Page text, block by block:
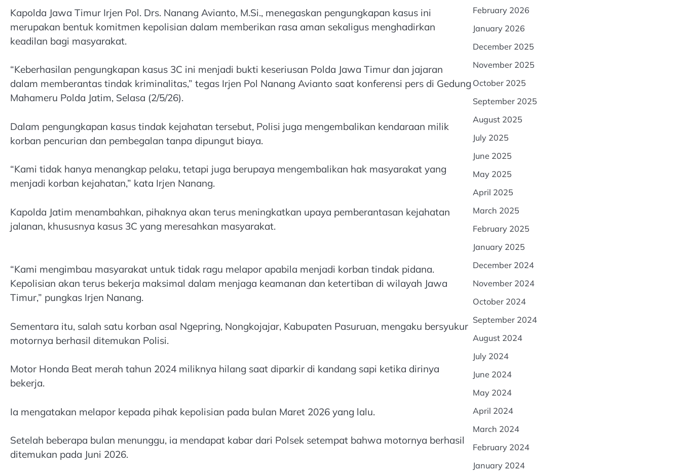
Kapolda Jawa Timur Irjen Pol. Drs. Nanang Avianto, M.Si., menegaskan pengungkapan kasus ini
merupakan bentuk komitmen kepolisian dalam memberikan rasa aman sekaligus menghadirkan
keadilan bagi masyarakat.
“Keberhasilan pengungkapan kasus 3C ini menjadi bukti keseriusan Polda Jawa Timur dan jajaran
dalam memberantas tindak kriminalitas,” tegas Irjen Pol Nanang Avianto saat konferensi pers di Gedung
Mahameru Polda Jatim, Selasa (2/5/26).
Dalam pengungkapan kasus tindak kejahatan tersebut, Polisi juga mengembalikan kendaraan milik
korban pencurian dan pembegalan tanpa dipungut biaya.
“Kami tidak hanya menangkap pelaku, tetapi juga berupaya mengembalikan hak masyarakat yang
menjadi korban kejahatan,” kata Irjen Nanang.
Kapolda Jatim menambahkan, pihaknya akan terus meningkatkan upaya pemberantasan kejahatan
jalanan, khususnya kasus 3C yang meresahkan masyarakat.
“Kami mengimbau masyarakat untuk tidak ragu melapor apabila menjadi korban tindak pidana.
Kepolisian akan terus bekerja maksimal dalam menjaga keamanan dan ketertiban di wilayah Jawa
Timur,” pungkas Irjen Nanang.
Sementara itu, salah satu korban asal Ngepring, Nongkojajar, Kabupaten Pasuruan, mengaku bersyukur
motornya berhasil ditemukan Polisi.
Motor Honda Beat merah tahun 2024 miliknya hilang saat diparkir di kandang sapi ketika dirinya
bekerja.
Ia mengatakan melapor kepada pihak kepolisian pada bulan Maret 2026 yang lalu.
Setelah beberapa bulan menunggu, ia mendapat kabar dari Polsek setempat bahwa motornya berhasil
ditemukan pada Juni 2026.
February 2026
January 2026
December 2025
November 2025
October 2025
September 2025
August 2025
July 2025
June 2025
May 2025
April 2025
March 2025
February 2025
January 2025
December 2024
November 2024
October 2024
September 2024
August 2024
July 2024
June 2024
May 2024
April 2024
March 2024
February 2024
January 2024